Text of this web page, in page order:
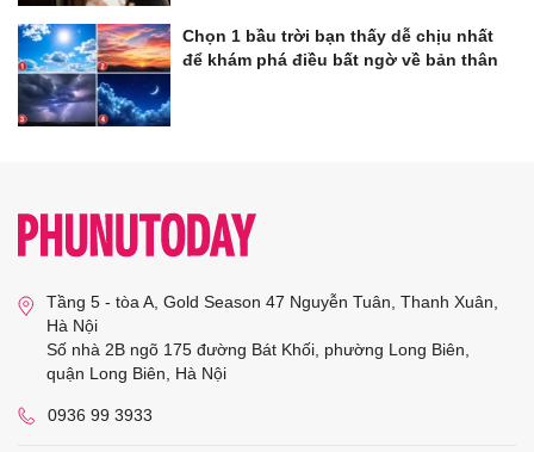
Chọn 1 bầu trời bạn thấy dễ chịu nhất
để khám phá điều bất ngờ về bản thân
Tầng 5 - tòa A, Gold Season 47 Nguyễn Tuân, Thanh Xuân,
Hà Nội
Số nhà 2B ngõ 175 đường Bát Khối, phường Long Biên,
quận Long Biên, Hà Nội
0936 99 3933